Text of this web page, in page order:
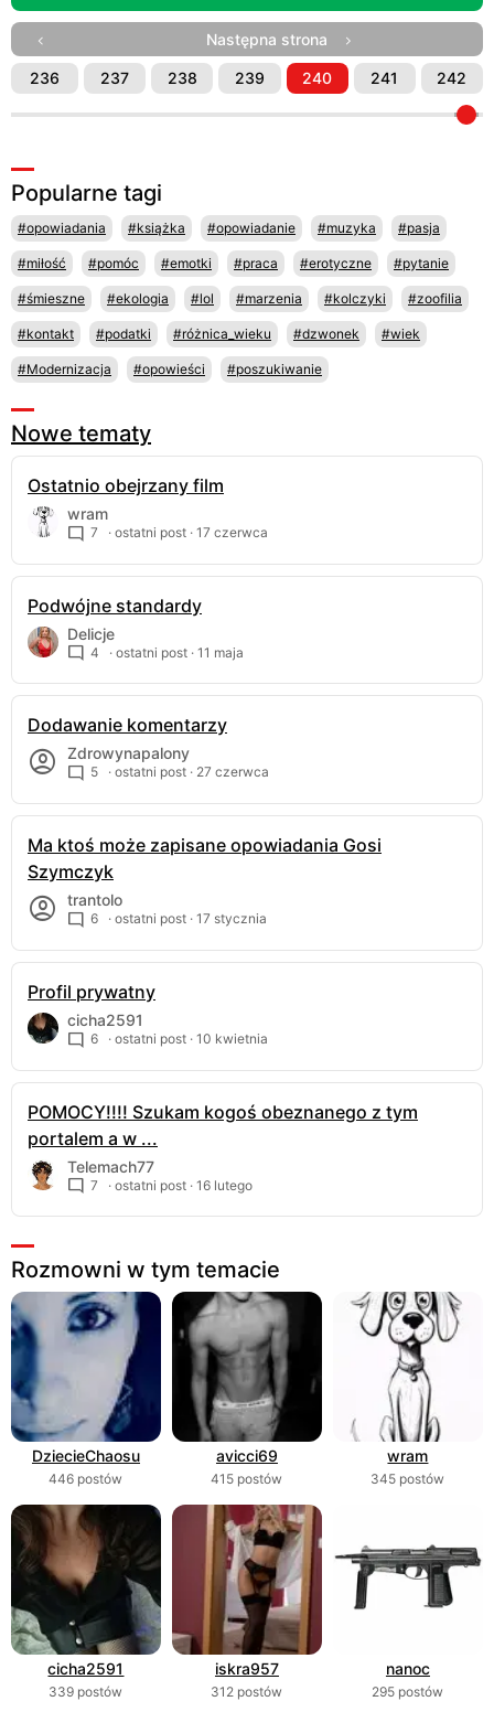
Następna strona
236 237 238 239 240 241 242
Popularne tagi
#opowiadania #książka #opowiadanie #muzyka #pasja
#miłość #pomóc #emotki #praca #erotyczne #pytanie
#śmieszne #ekologia #lol #marzenia #kolczyki #zoofilia
#kontakt #podatki #różnica_wieku #dzwonek #wiek
#Modernizacja #opowieści #poszukiwanie
Nowe tematy
Ostatnio obejrzany film
wram
7 · ostatni post · 17 czerwca
Podwójne standardy
Delicje
4 · ostatni post · 11 maja
Dodawanie komentarzy
Zdrowynapalony
5 · ostatni post · 27 czerwca
Ma ktoś może zapisane opowiadania Gosi
Szymczyk
trantolo
6 · ostatni post · 17 stycznia
Profil prywatny
cicha2591
6 · ostatni post · 10 kwietnia
POMOCY!!!! Szukam kogoś obeznanego z tym
portalem a w ...
Telemach77
7 · ostatni post · 16 lutego
Rozmowni w tym temacie
DziecieChaosu
446 postów
avicci69
415 postów
wram
345 postów
cicha2591
339 postów
iskra957
312 postów
nanoc
295 postów